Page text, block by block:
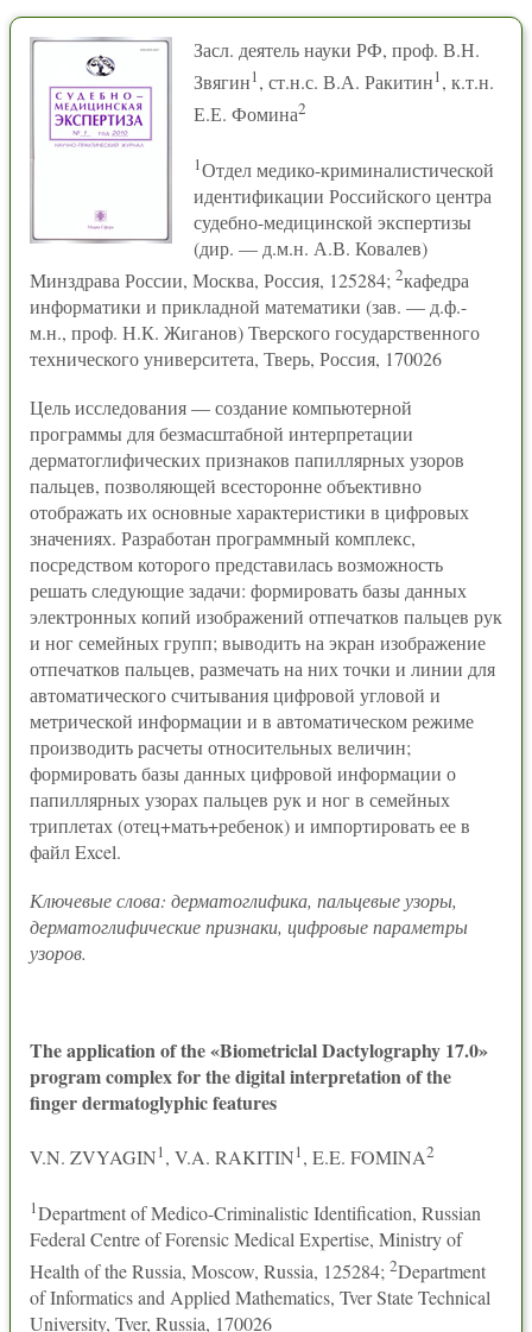
Засл. деятель науки РФ, проф. В.Н.
Звягин1, ст.н.с. В.А. Ракитин1, к.т.н.
Е.Е. Фомина2
1Отдел медико-криминалистической
идентификации Российского центра
судебно-медицинской экспертизы
(дир. — д.м.н. А.В. Ковалев)
Минздрава России, Москва, Россия, 125284; 2кафедра
информатики и прикладной математики (зав. — д.ф.-
м.н., проф. Н.К. Жиганов) Тверского государственного
технического университета, Тверь, Россия, 170026
Цель исследования — создание компьютерной
программы для безмасштабной интерпретации
дерматоглифических признаков папиллярных узоров
пальцев, позволяющей всесторонне объективно
отображать их основные характеристики в цифровых
значениях. Разработан программный комплекс,
посредством которого представилась возможность
решать следующие задачи: формировать базы данных
электронных копий изображений отпечатков пальцев рук
и ног семейных групп; выводить на экран изображение
отпечатков пальцев, размечать на них точки и линии для
автоматического считывания цифровой угловой и
метрической информации и в автоматическом режиме
производить расчеты относительных величин;
формировать базы данных цифровой информации о
папиллярных узорах пальцев рук и ног в семейных
триплетах (отец+мать+ребенок) и импортировать ее в
файл Excel.
Ключевые слова: дерматоглифика, пальцевые узоры,
дерматоглифические признаки, цифровые параметры
узоров.
The application of the «Biometriclal Dactylography 17.0»
program complex for the digital interpretation of the
finger dermatoglyphic features
V.N. ZVYAGIN1, V.A. RAKITIN1, E.E. FOMINA2
1Department of Medico-Criminalistic Identification, Russian
Federal Centre of Forensic Medical Expertise, Ministry of
Health of the Russia, Moscow, Russia, 125284; 2Department
of Informatics and Applied Mathematics, Tver State Technical
University, Tver, Russia, 170026